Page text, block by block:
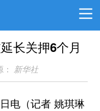
长关押6个月
新华社
电（记者 姚琪琳